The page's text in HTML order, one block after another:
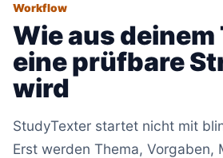
Workflow
Wie aus deinem
eine prüfbare
wird
StudyTexter startet nicht mit
Erst werden Thema, Vorgaben,